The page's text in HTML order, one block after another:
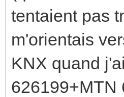
tentaient pas
m'orientais
KNX quand
626199+MTN